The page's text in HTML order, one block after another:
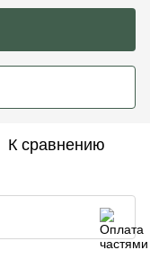
К сравнению